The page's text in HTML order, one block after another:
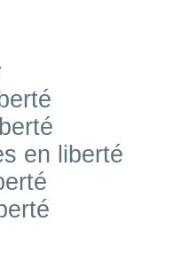
en liberté